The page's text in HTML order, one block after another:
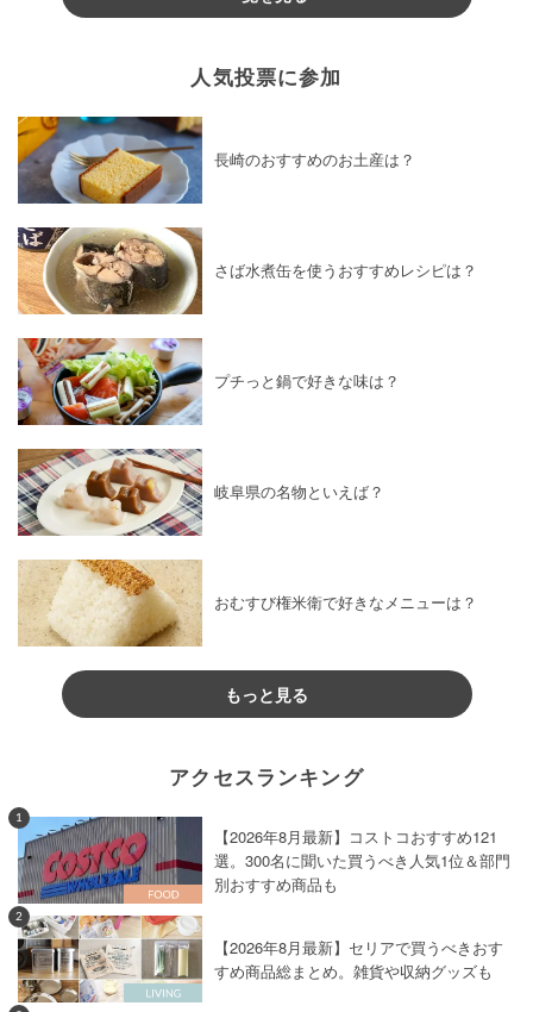
人気投票に参加
長崎のおすすめのお土産は？
さば水煮缶を使うおすすめレシピは？
プチっと鍋で好きな味は？
岐阜県の名物といえば？
おむすび権米衛で好きなメニューは？
もっと見る
アクセスランキング
1
【2026年8月最新】コストコおすすめ121
選。300名に聞いた買うべき人気1位＆部門
別おすすめ商品も
2
【2026年8月最新】セリアで買うべきおす
すめ商品総まとめ。雑貨や収納グッズも